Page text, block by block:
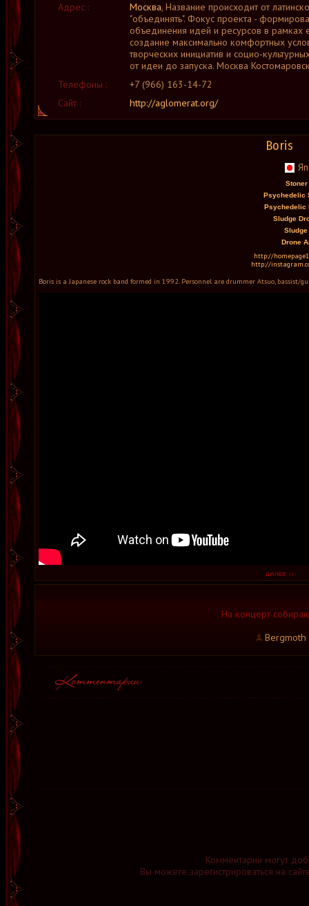
Адрес : Москва, Название происходит от
"объединять". Фокус проекта -
объединения идей и ресурсов в рамках
создание максимально комфортных
творческих инициатив и социо-
от идеи до запуска. Москва
Телефоны :
+7 (966) 163-14-72
Сайт :
http://aglomerat.org/
Boris
Stoner
Psychedelic
Psychedelic
Sludge
Sludge
Drone
http://
http://
Boris is a Japanese rock band formed in 1992. Personnel are drummer Atsuo, bassist/
На концерт
Bergmoth
Комментарии могут
Вы можете зарегистрироваться на